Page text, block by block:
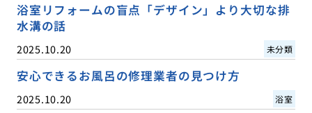
浴室リフォームの盲点「デザイン」より大切な排
水溝の話
2025.10.20 未分類
安心できるお風呂の修理業者の見つけ方
2025.10.20 浴室